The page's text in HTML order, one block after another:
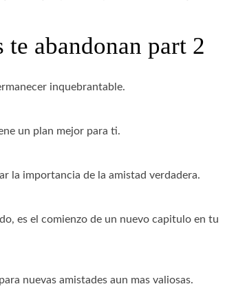
te abandonan part 2
inquebrantable.
un plan mejor para ti.
la importancia de la amistad verdadera.
es el comienzo de un nuevo capitulo en tu
nuevas amistades aun mas valiosas.